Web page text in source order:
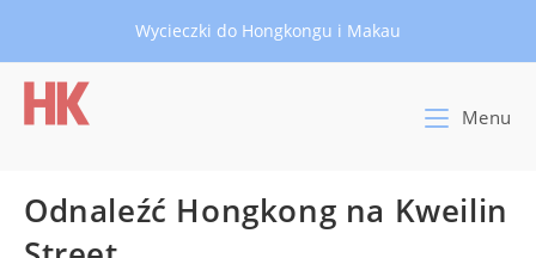
Wycieczki do Hongkongu i Makau
Menu
Odnaleźć Hongkong na Kweilin